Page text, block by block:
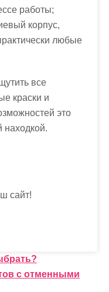
работы;
корпус,
любые
все
краски и
это
находкой.
сайт!
с отменными